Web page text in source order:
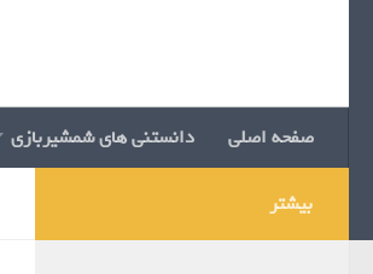
صفحه اصلی دانستنی های شمشیربازی
بیشتر